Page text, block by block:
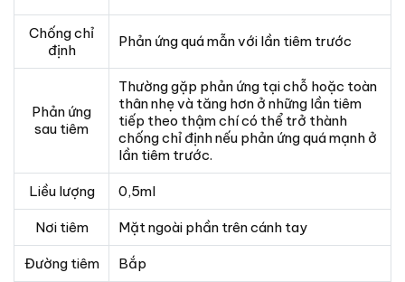
Chống chỉ
định
Phản ứng quá mẫn với lần tiêm trước
Phản ứng
sau tiêm
Thường gặp phản ứng tại chỗ hoặc toàn
thân nhẹ và tăng hơn ở những lần tiêm
tiếp theo thậm chí có thể trở thành
chống chỉ định nếu phản ứng quá mạnh ở
lần tiêm trước.
Liều lượng 0,5ml
Nơi tiêm Mặt ngoài phần trên cánh tay
Đường tiêm Bắp